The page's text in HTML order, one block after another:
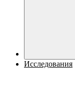
Исследования